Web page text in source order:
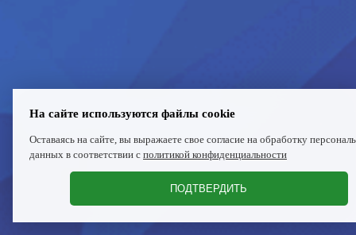
На сайте используются файлы cookie
Оставаясь на сайте, вы выражаете свое согласие на обработку
данных в соответствии с политикой конфиденциальности
ПОДТВЕРДИТЬ